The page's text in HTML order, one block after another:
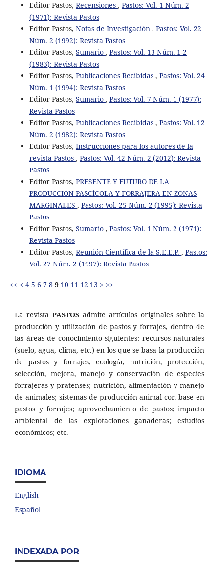
Editor Pastos, Recensiones , Pastos: Vol. 1 Núm. 2
(1971): Revista Pastos
Editor Pastos, Notas de Investigación , Pastos: Vol. 22
Núm. 2 (1992): Revista Pastos
Editor Pastos, Sumario , Pastos: Vol. 13 Núm. 1-2
(1983): Revista Pastos
Editor Pastos, Publicaciones Recibidas , Pastos: Vol. 24
Núm. 1 (1994): Revista Pastos
Editor Pastos, Sumario , Pastos: Vol. 7 Núm. 1 (1977):
Revista Pastos
Editor Pastos, Publicaciones Recibidas , Pastos: Vol. 12
Núm. 2 (1982): Revista Pastos
Editor Pastos, Instrucciones para los autores de la
revista Pastos , Pastos: Vol. 42 Núm. 2 (2012): Revista
Pastos
Editor Pastos, PRESENTE Y FUTURO DE LA
PRODUCCIÓN PASCÍCOLA Y FORRAJERA EN ZONAS
MARGINALES , Pastos: Vol. 25 Núm. 2 (1995): Revista
Pastos
Editor Pastos, Sumario , Pastos: Vol. 1 Núm. 2 (1971):
Revista Pastos
Editor Pastos, Reunión Científica de la S.E.E.P. , Pastos:
Vol. 27 Núm. 2 (1997): Revista Pastos
<< < 4 5 6 7 8 9 10 11 12 13 > >>
La revista PASTOS admite artículos originales sobre la
producción y utilización de pastos y forrajes, dentro de
las áreas de conocimiento siguientes: recursos naturales
(suelo, agua, clima, etc.) en los que se basa la producción
de pastos y forrajes; ecología, nutrición, protección,
selección, mejora, manejo y conservación de especies
forrajeras y pratenses; nutrición, alimentación y manejo
de animales; sistemas de producción animal con base en
pastos y forrajes; aprovechamiento de pastos; impacto
ambiental de las explotaciones ganaderas; estudios
económicos; etc.
IDIOMA
English
Español
INDEXADA POR